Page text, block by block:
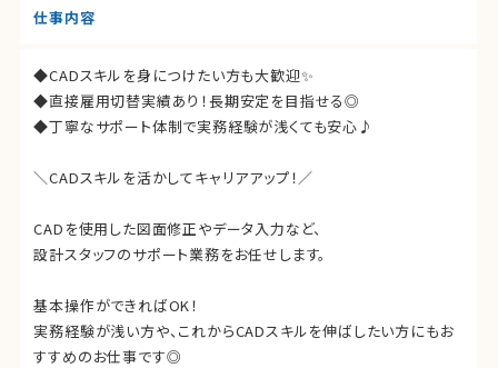
仕事内容
◆CADスキルを身につけたい方も大歓迎✨
◆直接雇用切替実績あり！長期安定を目指せる◎
◆丁寧なサポート体制で実務経験が浅くても安心♪
＼CADスキルを活かしてキャリアアップ！／
CADを使用した図面修正やデータ入力など、
設計スタッフのサポート業務をお任せします。
基本操作ができればOK！
実務経験が浅い方や、これからCADスキルを伸ばしたい方にもお
すすめのお仕事です◎